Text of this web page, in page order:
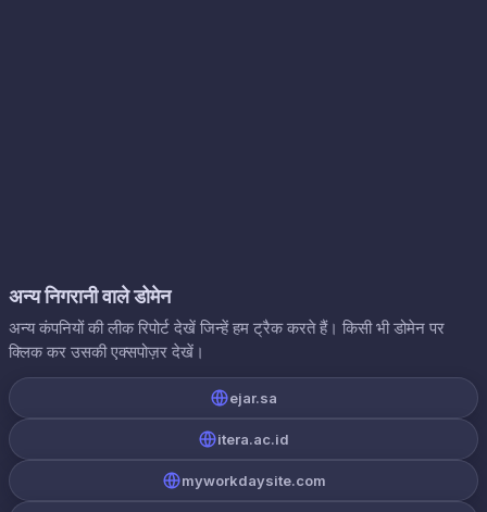
अन्य निगरानी वाले डोमेन
अन्य कंपनियों की लीक रिपोर्ट देखें जिन्हें हम ट्रैक करते हैं। किसी भी डोमेन पर
क्लिक कर उसकी एक्सपोज़र देखें।
ejar.sa
itera.ac.id
myworkdaysite.com